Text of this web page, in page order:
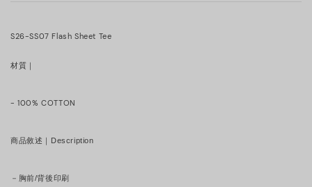
S26-SS07 Flash Sheet Tee
材質｜
- 100% COTTON
商品敘述｜Description
－胸前/背後印刷